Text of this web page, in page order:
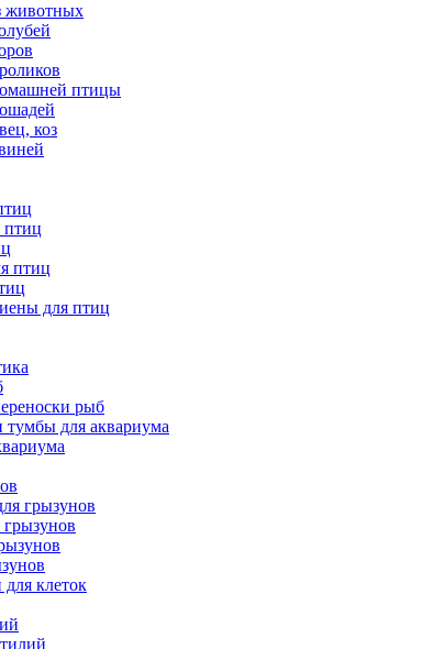
животных
птицы
коз
птиц
для птиц
рыб
для аквариума
грызунов
клеток